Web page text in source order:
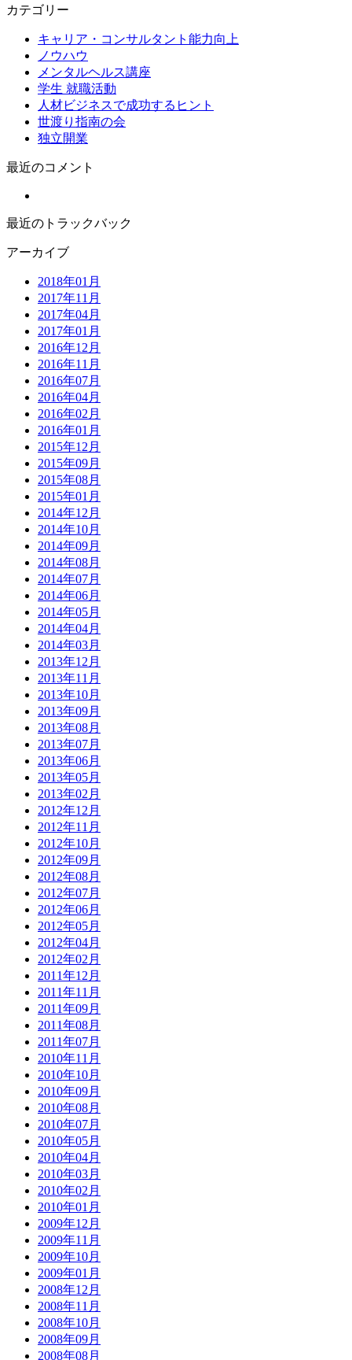
カテゴリー
キャリア・コンサルタント能力向上
ノウハウ
メンタルヘルス講座
学生 就職活動
人材ビジネスで成功するヒント
世渡り指南の会
独立開業
最近のコメント
最近のトラックバック
アーカイブ
2018年01月
2017年11月
2017年04月
2017年01月
2016年12月
2016年11月
2016年07月
2016年04月
2016年02月
2016年01月
2015年12月
2015年09月
2015年08月
2015年01月
2014年12月
2014年10月
2014年09月
2014年08月
2014年07月
2014年06月
2014年05月
2014年04月
2014年03月
2013年12月
2013年11月
2013年10月
2013年09月
2013年08月
2013年07月
2013年06月
2013年05月
2013年02月
2012年12月
2012年11月
2012年10月
2012年09月
2012年08月
2012年07月
2012年06月
2012年05月
2012年04月
2012年02月
2011年12月
2011年11月
2011年09月
2011年08月
2011年07月
2010年11月
2010年10月
2010年09月
2010年08月
2010年07月
2010年05月
2010年04月
2010年03月
2010年02月
2010年01月
2009年12月
2009年11月
2009年10月
2009年01月
2008年12月
2008年11月
2008年10月
2008年09月
2008年08月